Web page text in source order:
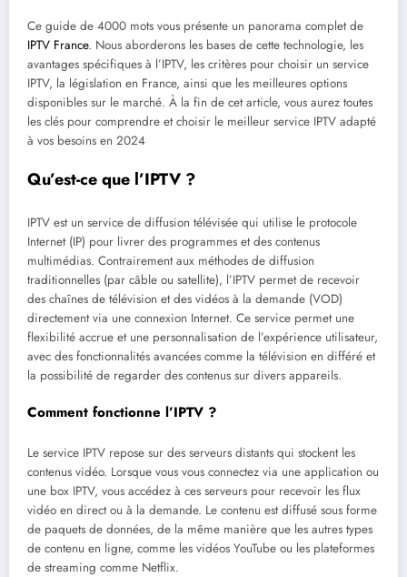
Ce guide de 4000 mots vous présente un panorama complet de
IPTV France. Nous aborderons les bases de cette technologie, les
avantages spécifiques à l’IPTV, les critères pour choisir un service
IPTV, la législation en France, ainsi que les meilleures options
disponibles sur le marché. À la fin de cet article, vous aurez toutes
les clés pour comprendre et choisir le meilleur service IPTV adapté
à vos besoins en 2024
Qu’est-ce que l’IPTV ?
IPTV est un service de diffusion télévisée qui utilise le protocole
Internet (IP) pour livrer des programmes et des contenus
multimédias. Contrairement aux méthodes de diffusion
traditionnelles (par câble ou satellite), l’IPTV permet de recevoir
des chaînes de télévision et des vidéos à la demande (VOD)
directement via une connexion Internet. Ce service permet une
flexibilité accrue et une personnalisation de l’expérience utilisateur,
avec des fonctionnalités avancées comme la télévision en différé et
la possibilité de regarder des contenus sur divers appareils.
Comment fonctionne l’IPTV ?
Le service IPTV repose sur des serveurs distants qui stockent les
contenus vidéo. Lorsque vous vous connectez via une application ou
une box IPTV, vous accédez à ces serveurs pour recevoir les flux
vidéo en direct ou à la demande. Le contenu est diffusé sous forme
de paquets de données, de la même manière que les autres types
de contenu en ligne, comme les vidéos YouTube ou les plateformes
de streaming comme Netflix.